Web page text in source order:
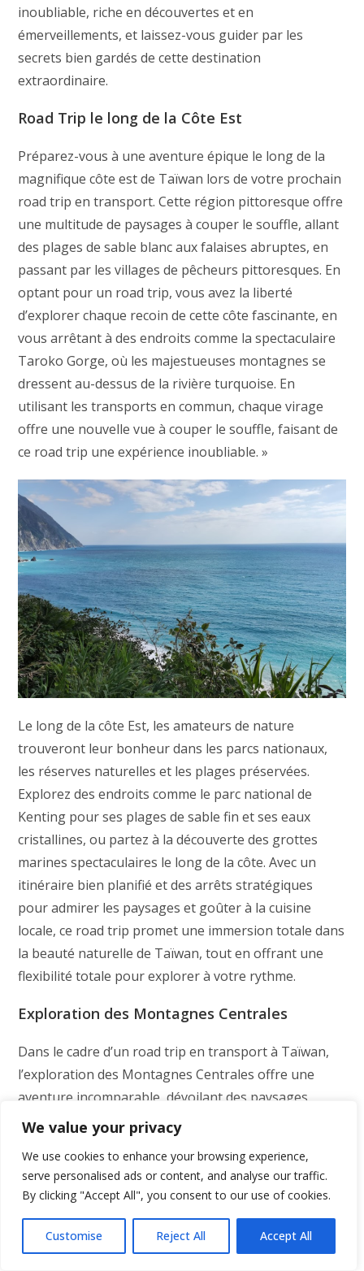
We value your privacy
We use cookies to enhance your browsing experience,
serve personalised ads or content, and analyse our traffic.
By clicking "Accept All", you consent to our use of cookies.
Customise Reject All Accept All
inoubliable, riche en découvertes et en
émerveillements, et laissez-vous guider par les
secrets bien gardés de cette destination
extraordinaire.
Road Trip le long de la Côte Est
Préparez-vous à une aventure épique le long de la
magnifique côte est de Taïwan lors de votre prochain
road trip en transport. Cette région pittoresque offre
une multitude de paysages à couper le souffle, allant
des plages de sable blanc aux falaises abruptes, en
passant par les villages de pêcheurs pittoresques. En
optant pour un road trip, vous avez la liberté
d’explorer chaque recoin de cette côte fascinante, en
vous arrêtant à des endroits comme la spectaculaire
Taroko Gorge, où les majestueuses montagnes se
dressent au-dessus de la rivière turquoise. En
utilisant les transports en commun, chaque virage
offre une nouvelle vue à couper le souffle, faisant de
ce road trip une expérience inoubliable. »
Le long de la côte Est, les amateurs de nature
trouveront leur bonheur dans les parcs nationaux,
les réserves naturelles et les plages préservées.
Explorez des endroits comme le parc national de
Kenting pour ses plages de sable fin et ses eaux
cristallines, ou partez à la découverte des grottes
marines spectaculaires le long de la côte. Avec un
itinéraire bien planifié et des arrêts stratégiques
pour admirer les paysages et goûter à la cuisine
locale, ce road trip promet une immersion totale dans
la beauté naturelle de Taïwan, tout en offrant une
flexibilité totale pour explorer à votre rythme.
Exploration des Montagnes Centrales
Dans le cadre d’un road trip en transport à Taïwan,
l’exploration des Montagnes Centrales offre une
aventure incomparable, dévoilant des paysages
époustouflants et une richesse culturelle fascinante.
Nichées au cœur de l’île, ces montagnes regorgent de
trésors à découvrir. Imaginez-vous parcourant les
routes sinueuses à bord d’une voiture de location, ou
luxuriantes et des pics majestueux. L’un des
incontournables de cette région est le parc national